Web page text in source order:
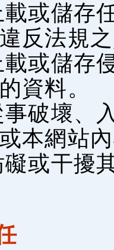
或儲存
反法規
或儲存
資料。
事破壞、
本網站
礙或干擾